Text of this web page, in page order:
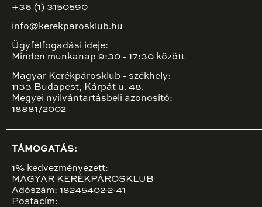
+36 (1) 3150590
info@kerekparosklub.hu
Ügyfélfogadási ideje:
Minden munkanap 9:30 - 17:30 között
Magyar Kerékpárosklub - székhely:
1133 Budapest, Kárpát u. 48.
Megyei nyilvántartásbeli azonosító:
18881/2002
TÁMOGATÁS:
1% kedvezményezett:
MAGYAR KERÉKPÁROSKLUB
Adószám: 18245402-2-41
Postacím: